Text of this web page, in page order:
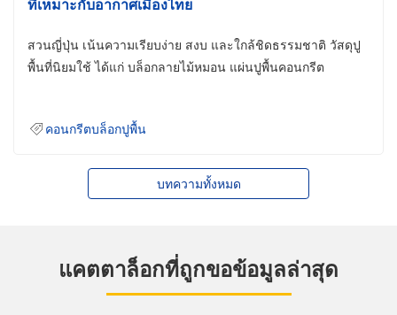
ที่เหมาะกับอากาศเมืองไทย
สวนญี่ปุ่น เน้นความเรียบง่าย สงบ และใกล้ชิดธรรมชาติ วัสดุปู
พื้นที่นิยมใช้ ได้แก่ บล็อกลายไม้หมอน แผ่นปูพื้นคอนกรีต
คอนกรีตบล็อกปูพื้น
บทความทั้งหมด
แคตตาล็อกที่ถูกขอข้อมูลล่าสุด